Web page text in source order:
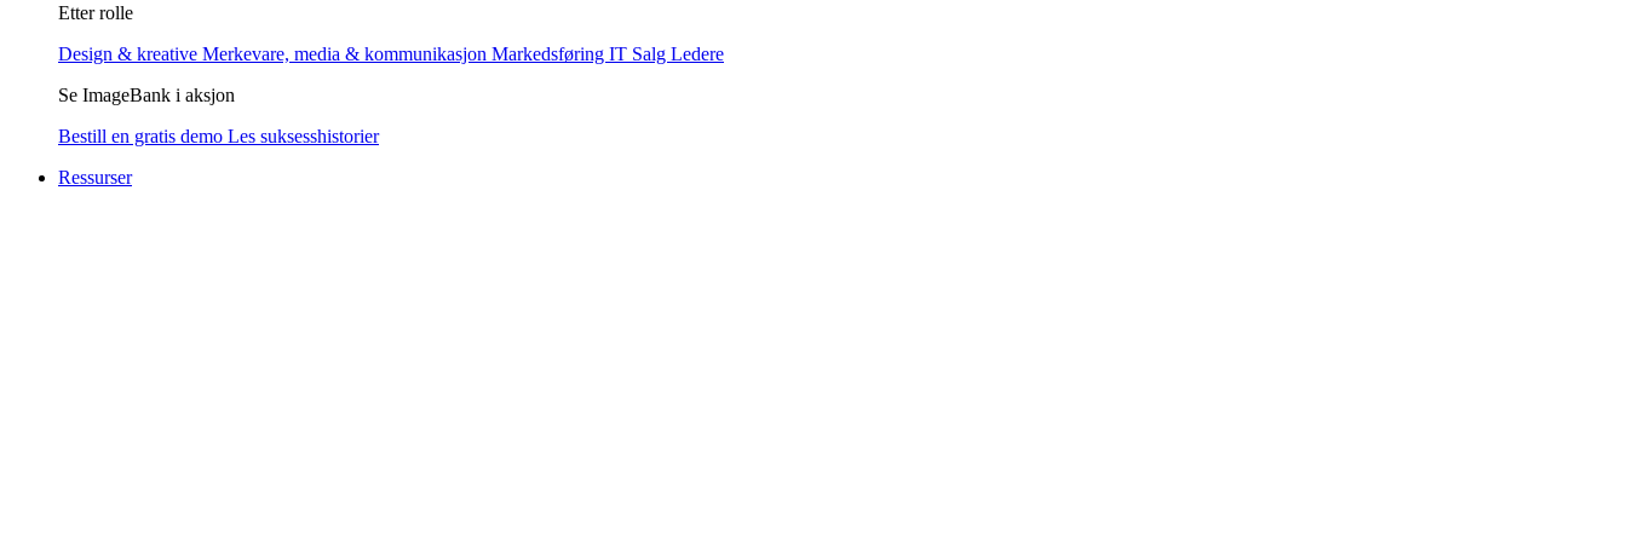
Etter rolle
Design & kreative Merkevare, media & kommunikasjon Markedsføring IT Salg Ledere
Se ImageBank i aksjon
Bestill en gratis demo Les suksesshistorier
Ressurser